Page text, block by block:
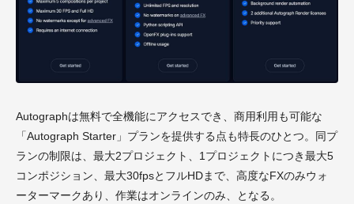
Autographは無料で全機能にアクセスでき、商用利用も可能な
「Autograph Starter」プランを提供する点も特長のひとつ。同プ
ランの制限は、最大2プロジェクト、1プロジェクトにつき最大5
コンポジション、最大30fpsとフルHDまで、高度なFXのみウォ
ーターマークあり、作業はオンラインのみ、となる。